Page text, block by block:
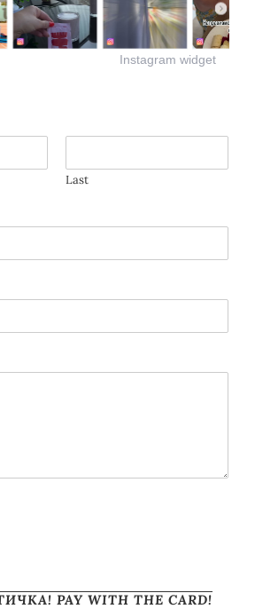
Instagram widget
Last
PAY WITH THE CARD!